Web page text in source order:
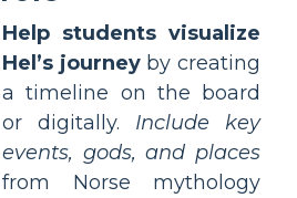
Help students visualize
Hel’s journeyby creating
a timeline on the board
or digitally. Include key
events, gods, and places
from Norse mythology